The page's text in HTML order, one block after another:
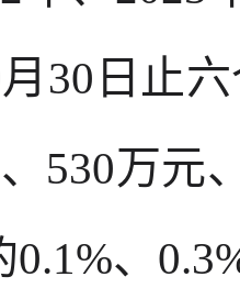
30日止
530万元
、